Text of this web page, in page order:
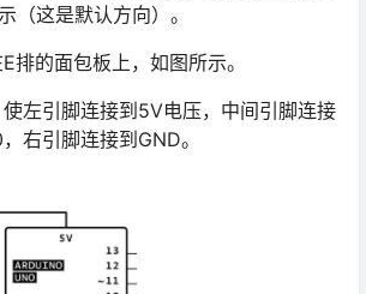
（这是默认方向）。
排的面包板上，如图所示。
左引脚连接到5V电压，中间引脚连接
右引脚连接到GND。